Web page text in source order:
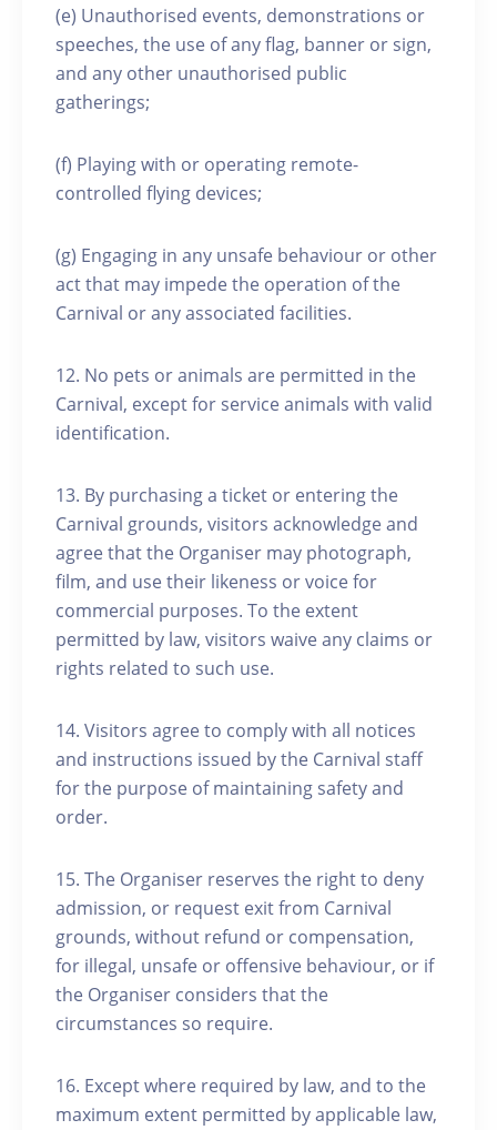
(e) Unauthorised events, demonstrations or
speeches, the use of any flag, banner or sign,
and any other unauthorised public
gatherings;
(f) Playing with or operating remote-
controlled flying devices;
(g) Engaging in any unsafe behaviour or other
act that may impede the operation of the
Carnival or any associated facilities.
12. No pets or animals are permitted in the
Carnival, except for service animals with valid
identification.
13. By purchasing a ticket or entering the
Carnival grounds, visitors acknowledge and
agree that the Organiser may photograph,
film, and use their likeness or voice for
commercial purposes. To the extent
permitted by law, visitors waive any claims or
rights related to such use.
14. Visitors agree to comply with all notices
and instructions issued by the Carnival staff
for the purpose of maintaining safety and
order.
15. The Organiser reserves the right to deny
admission, or request exit from Carnival
grounds, without refund or compensation,
for illegal, unsafe or offensive behaviour, or if
the Organiser considers that the
circumstances so require.
16. Except where required by law, and to the
maximum extent permitted by applicable law,